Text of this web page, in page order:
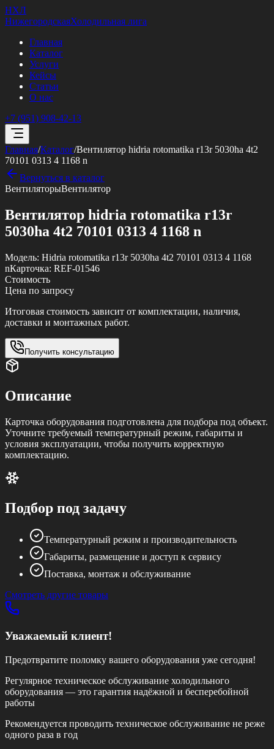
НХЛ
НижегородскаяХолодильная лига
Главная
Каталог
Услуги
Кейсы
Статьи
О нас
+7 (951) 908-42-13
Главная/Каталог/Вентилятор hidria rotomatika r13r 5030ha 4t2
70101 0313 4 1168 n
Вернуться в каталог
ВентиляторыВентилятор
Вентилятор hidria rotomatika r13r
5030ha 4t2 70101 0313 4 1168 n
Модель: Hidria rotomatika r13r 5030ha 4t2 70101 0313 4 1168
nКарточка: REF-01546
Стоимость
Цена по запросу
Итоговая стоимость зависит от комплектации, наличия,
доставки и монтажных работ.
Получить консультацию
Описание
Карточка оборудования подготовлена для подбора под объект.
Уточните требуемый температурный режим, габариты и
условия эксплуатации, чтобы получить корректную
комплектацию.
Подбор под задачу
Температурный режим и производительность
Габариты, размещение и доступ к сервису
Поставка, монтаж и обслуживание
Смотреть другие товары
Уважаемый клиент!
Предотвратите поломку вашего оборудования уже сегодня!
Регулярное техническое обслуживание холодильного
оборудования — это гарантия надёжной и бесперебойной
работы
Рекомендуется проводить техническое обслуживание не реже
одного раза в год